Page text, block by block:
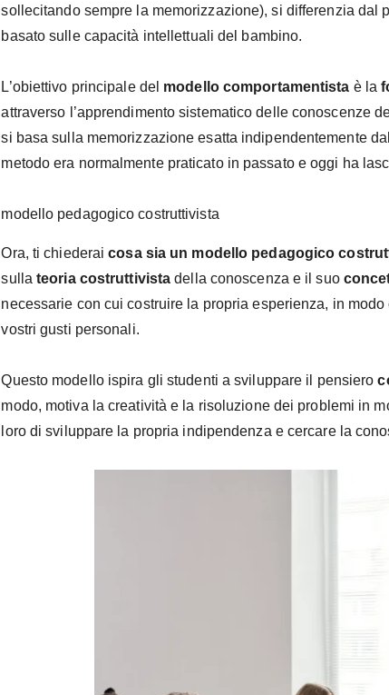
sollecitando sempre la memorizzazione), si differenzia dal
basato sulle capacità intellettuali del bambino.
L’obiettivo principale del modello comportamentista è la
attraverso l’apprendimento sistematico delle conoscenze
si basa sulla memorizzazione esatta indipendentemente
metodo era normalmente praticato in passato e oggi ha
modello pedagogico costruttivista
Ora, ti chiederaicosa sia un modello pedagogico
sullateoria costruttivista della conoscenza e il suo
necessarie con cui costruire la propria esperienza, in
vostri gusti personali.
Questo modello ispira gli studenti a sviluppare il pensiero
modo, motiva la creatività e la risoluzione dei problemi in
loro di sviluppare la propria indipendenza e cercare la